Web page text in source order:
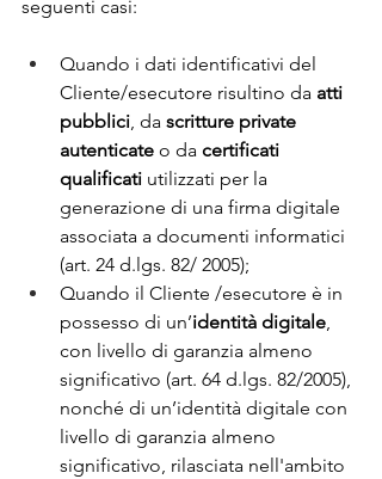
seguenti casi:
Quando i dati identificativi del
Cliente/esecutore risultino da atti
pubblici, da scritture private
autenticate o da certificati
qualificati utilizzati per la
generazione di una firma digitale
associata a documenti informatici
(art. 24 d.lgs. 82/ 2005);
Quando il Cliente /esecutore è in
possesso di un’identità digitale,
con livello di garanzia almeno
significativo (art. 64 d.lgs. 82/2005),
nonché di un’identità digitale con
livello di garanzia almeno
significativo, rilasciata nell'ambito